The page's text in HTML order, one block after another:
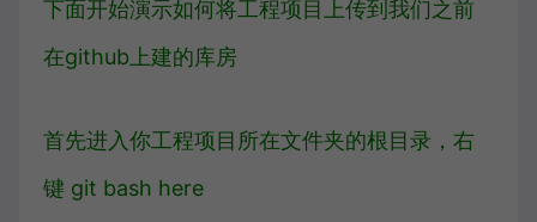
下面开始演示如何将工程项目上传到我们之前
在github上建的库房
首先进入你工程项目所在文件夹的根目录，右
键 git bash here